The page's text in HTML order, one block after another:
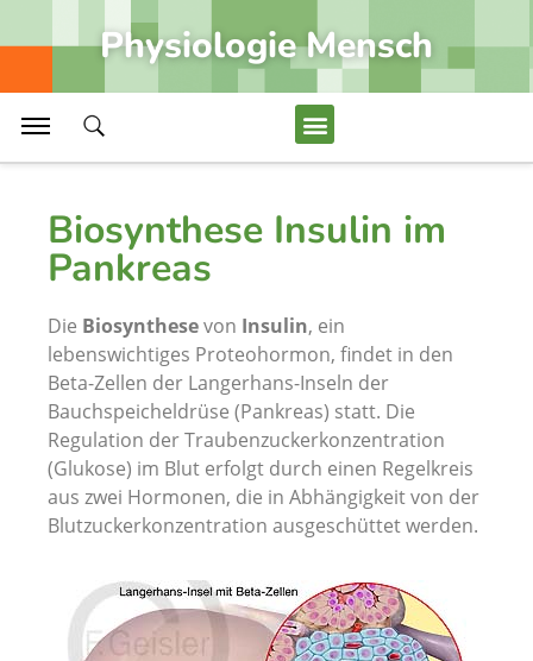
Physiologie Mensch
Darm, Dünndarm und Dickdarm
Massage und Massagetechniken
Erkrankungen Atemwege, Asthma bronchiale
Gefäße im Gefäßsystem der Niere
Medizin
Wirbelsäule, Wirbelkanal mit Rückenmark
Schädel und oberflächliches Kopfgebiet
Erkrankungen Leber, Leberzirrhose
Gehirn, Hirnzentren und Hirnteile Endhirn
Körper der Frau, erogene Zonen
Biosynthese Insulin im
Pankreas
Die Biosynthesevon Insulin, ein
lebenswichtiges Proteohormon, findet in den
Beta-Zellen der Langerhans-Inseln der
Bauchspeicheldrüse (Pankreas) statt. Die
Regulation der Traubenzuckerkonzentration
(Glukose) im Blut erfolgt durch einen Regelkreis
aus zwei Hormonen, die in Abhängigkeit von der
Blutzuckerkonzentration ausgeschüttet werden.